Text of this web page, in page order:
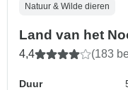
Natuur & Wilde dieren
Land van het
4,4 (183
Duur